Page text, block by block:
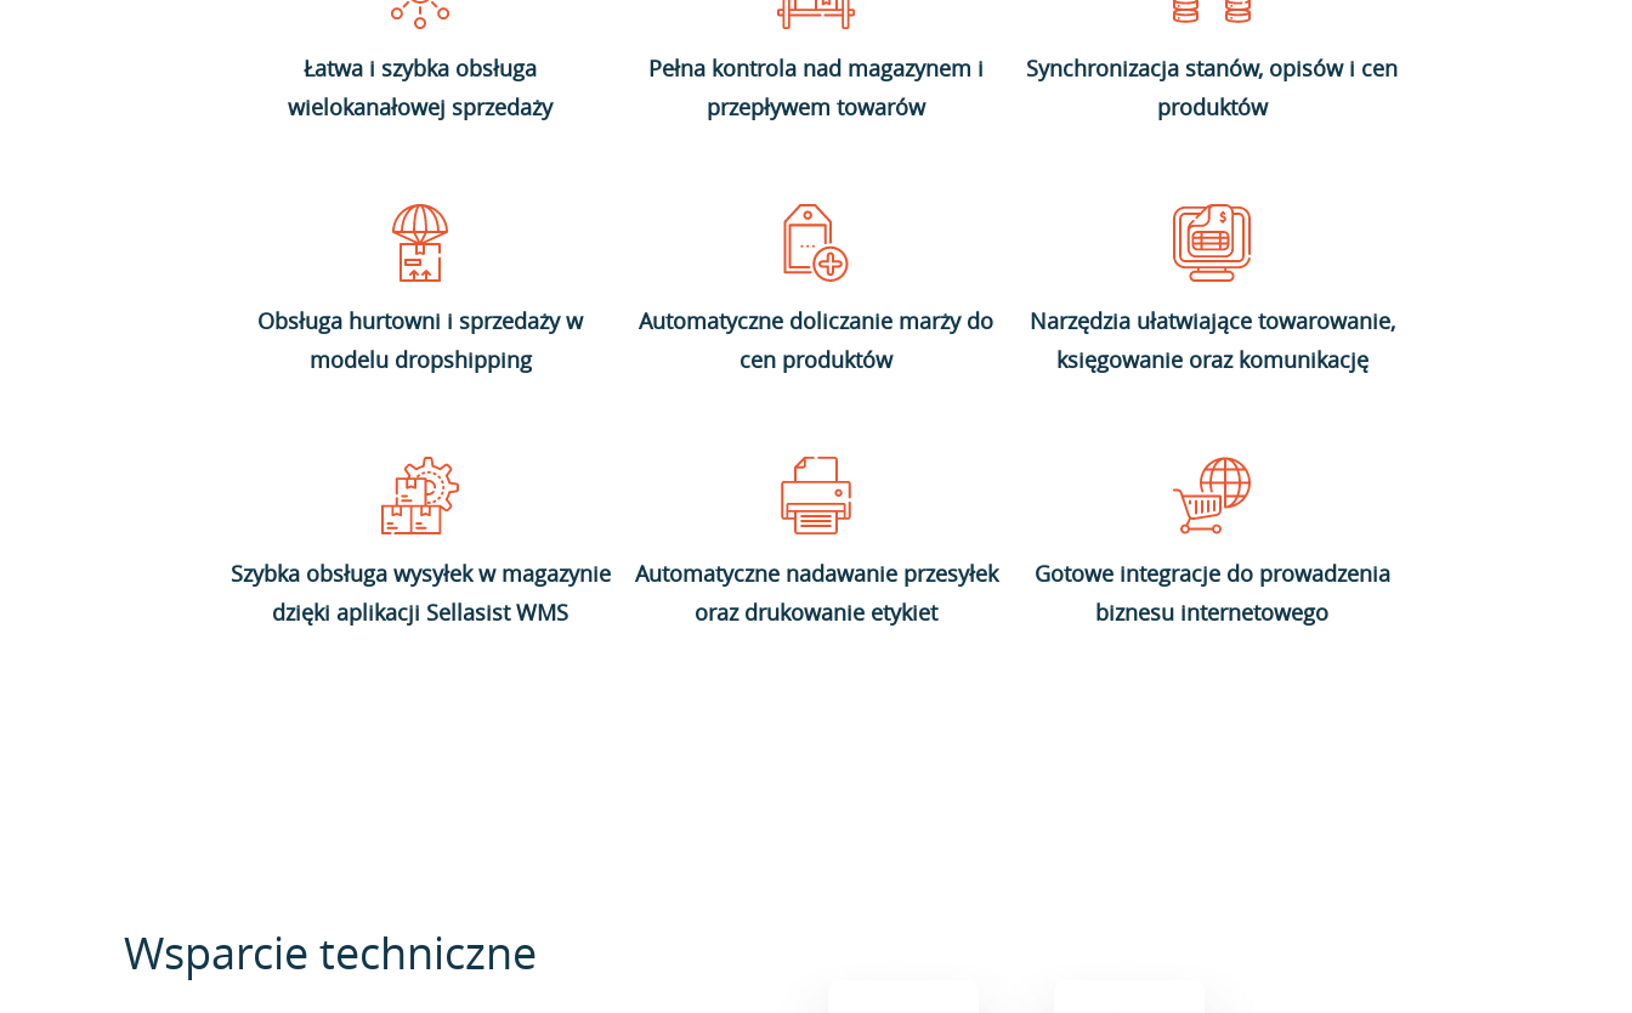
Łatwa i szybka obsługa
wielokanałowej sprzedaży
Pełna kontrola nad magazynem i
przepływem towarów
Synchronizacja stanów, opisów i cen
produktów
Obsługa hurtowni i sprzedaży w
modelu dropshipping
Automatyczne doliczanie marży do
cen produktów
Narzędzia ułatwiające towarowanie,
księgowanie oraz komunikację
Szybka obsługa wysyłek w magazynie
dzięki aplikacji Sellasist WMS
Automatyczne nadawanie przesyłek
oraz drukowanie etykiet
Gotowe integracje do prowadzenia
biznesu internetowego
Wsparcie techniczne